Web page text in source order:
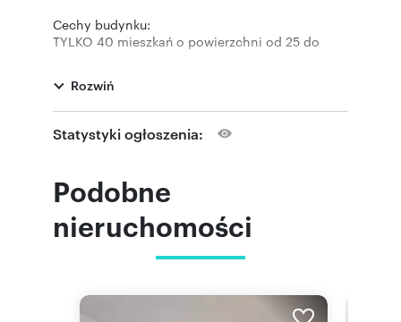
Cechy budynku:
TYLKO 40 mieszkań o powierzchni od 25 do
wysokość pomieszczeń ~270cm
ogrzewanie miejskie
murowane ściany działowe
duże tarasy
miejsce w hali garażowej do każdego
piwnice
W najbliższym sąsiedztwie budynku mieszkańcy
- sklepy osiedlowe
Rozwiń
Statystyki ogłoszenia:
Podobne
nieruchomości